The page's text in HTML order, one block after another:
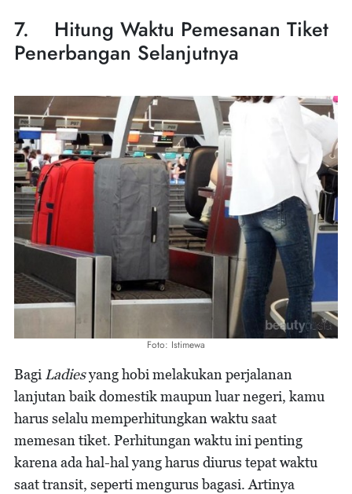
7. Hitung Waktu Pemesanan Tiket
Penerbangan Selanjutnya
Foto: Istimewa
Bagi Ladiesyang hobi melakukan perjalanan
lanjutan baik domestik maupun luar negeri, kamu
harus selalu memperhitungkan waktu saat
memesan tiket. Perhitungan waktu ini penting
karena ada hal-hal yang harus diurus tepat waktu
saat transit, seperti mengurus bagasi. Artinya